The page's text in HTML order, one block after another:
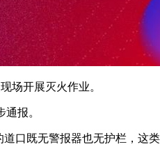
场开展灭火作业。
报。
口既无警报器也无护栏，这